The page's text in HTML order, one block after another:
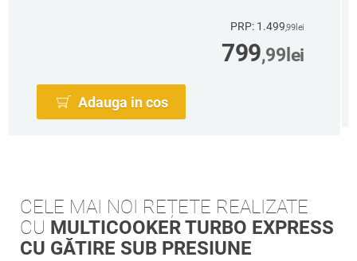
PRP: 1.499,99 lei
799,99 lei
Adauga in cos
CELE MAI NOI REȚETE REALIZATE
CU MULTICOOKER TURBO EXPRESS
CU GĂTIRE SUB PRESIUNE